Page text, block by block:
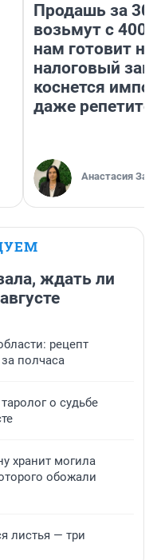
Продашь за
возьмут с
нам готовит
налоговый
коснется
даже
Анастасия
ждать ли
рецепт
полчаса
о судьбе
хранит могила
обожали
листья — три